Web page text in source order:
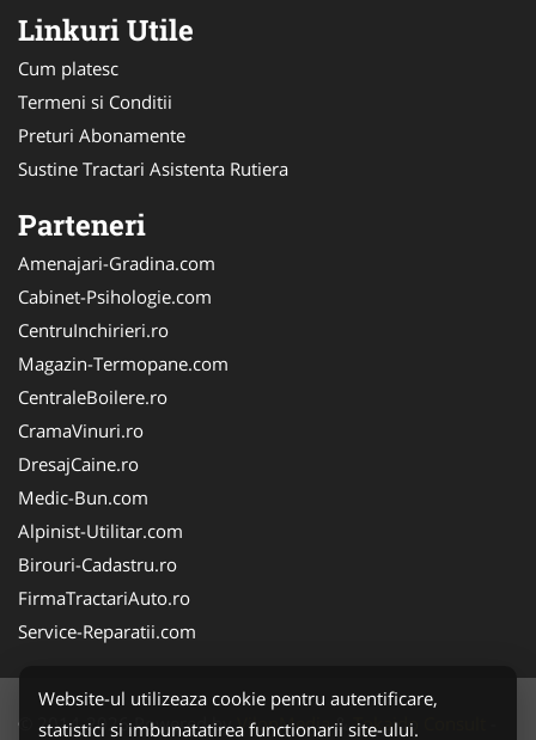
Website-ul utilizeaza cookie pentru autentificare,
statistici si imbunatatirea functionarii site-ului.
Linkuri Utile
Cum platesc
Termeni si Conditii
Preturi Abonamente
Sustine Tractari Asistenta Rutiera
Parteneri
Amenajari-Gradina.com
Cabinet-Psihologie.com
CentruInchirieri.ro
Magazin-Termopane.com
CentraleBoilere.ro
CramaVinuri.ro
DresajCaine.ro
Medic-Bun.com
Alpinist-Utilitar.com
Birouri-Cadastru.ro
FirmaTractariAuto.ro
Service-Reparatii.com
© 2014-2026 Powered byVilonMedia&Tokaido Consult